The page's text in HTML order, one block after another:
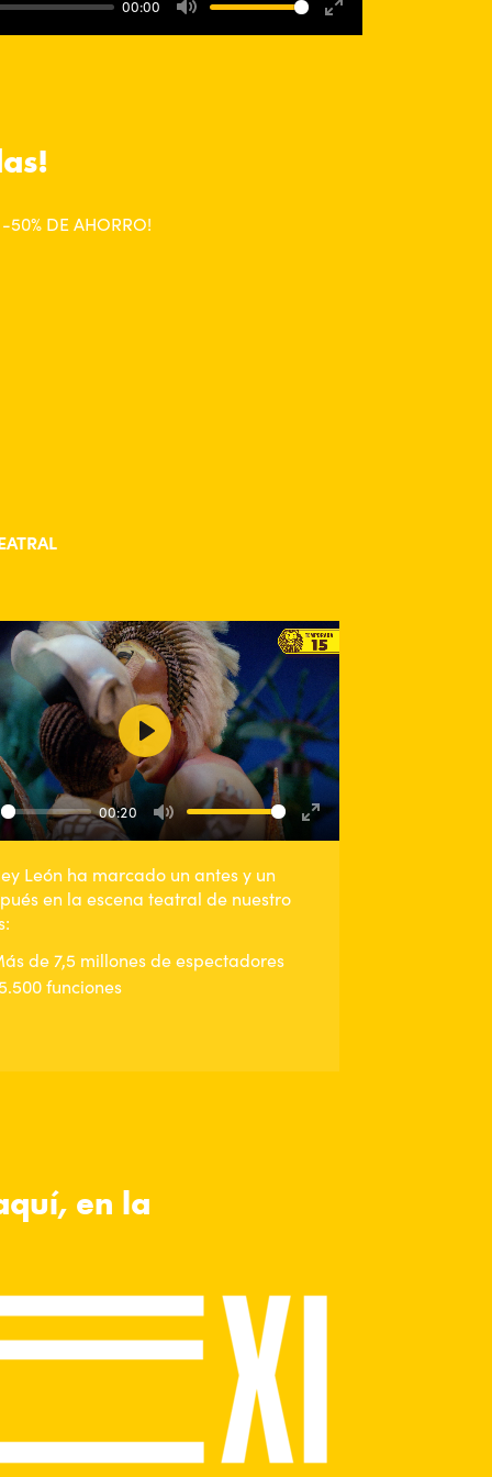
00:00
Mute
Enter
DE AHORRO!
00:20
Mute
Enter
Play
León ha marcado un antes y un
en la escena teatral de nuestro
de 7,5 millones de espectadores
funciones
en la